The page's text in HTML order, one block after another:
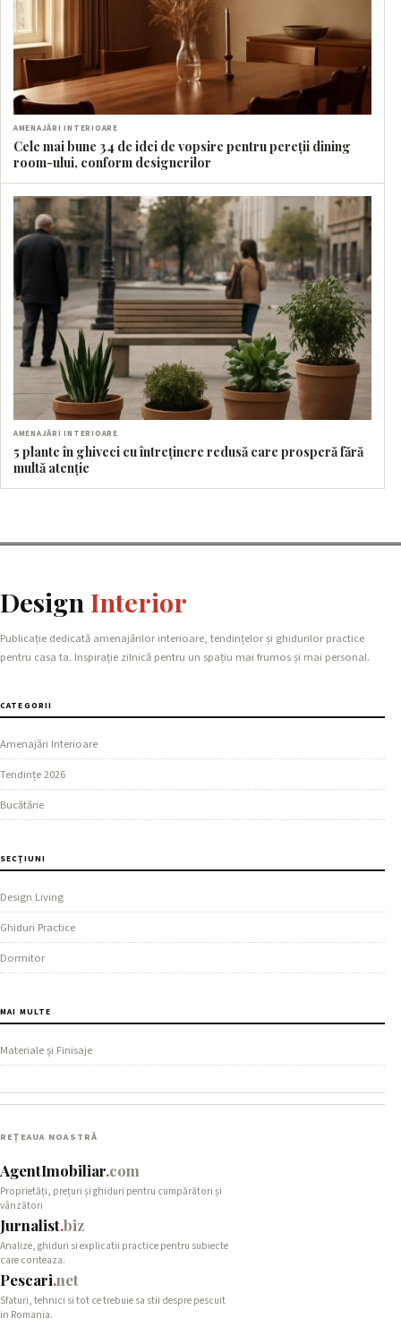
AMENAJĂRI INTERIOARE
Cele mai bune 34 de idei de vopsire pentru pereții dining
room-ului, conform designerilor
AMENAJĂRI INTERIOARE
5 plante în ghiveci cu întreținere redusă care prosperă fără
multă atenție
Design Interior
Publicație dedicată amenajărilor interioare, tendințelor și ghidurilor practice
pentru casa ta. Inspirație zilnică pentru un spațiu mai frumos și mai personal.
CATEGORII
Amenajări Interioare
Tendințe 2026
Bucătărie
SECȚIUNI
Design Living
Ghiduri Practice
Dormitor
MAI MULTE
Materiale și Finisaje
REȚEAUA NOASTRĂ
AgentImobiliar.com
Proprietăți, prețuri și ghiduri pentru cumpărători și
vânzători
Jurnalist.biz
Analize, ghiduri si explicatii practice pentru subiecte
care conteaza.
Pescari.net
Sfaturi, tehnici si tot ce trebuie sa stii despre pescuit
in Romania.